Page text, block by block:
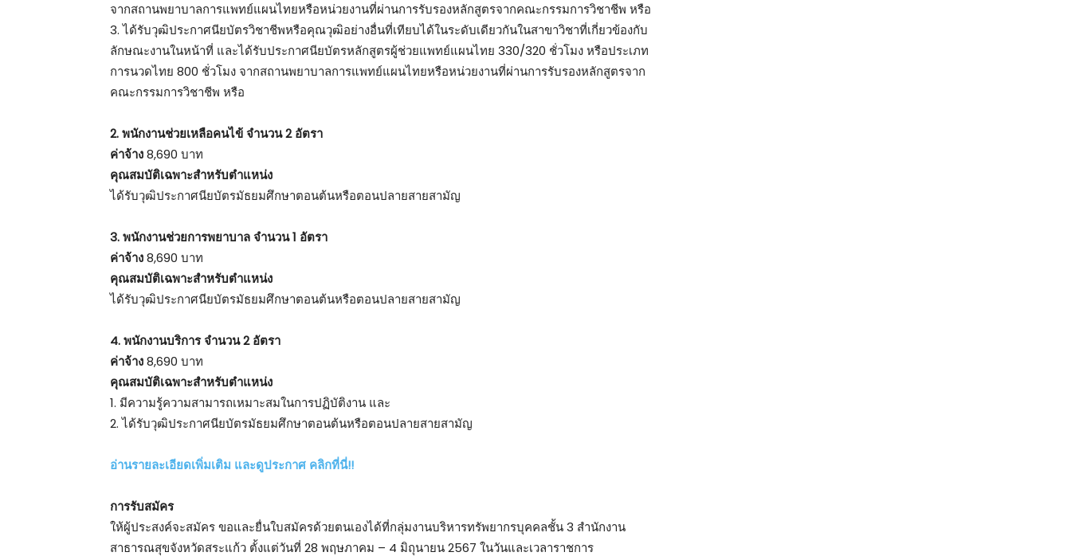
จากสถานพยาบาลการแพทย์แผนไทยหรือหน่วยงานที่ผ่านการรับรองหลักสูตรจากคณะกรรมการวิชาชีพ หรือ
3. ได้รับวุฒิประกาศนียบัตรวิชาชีพหรือคุณวุฒิอย่างอื่นที่เทียบได้ในระดับเดียวกันในสาขาวิชาที่เกี่ยวข้องกับ
ลักษณะงานในหน้าที่ และได้รับประกาศนียบัตรหลักสูตรผู้ช่วยแพทย์แผนไทย 330/320 ชั่วโมง หรือประเภท
การนวดไทย 800 ชั่วโมง จากสถานพยาบาลการแพทย์แผนไทยหรือหน่วยงานที่ผ่านการรับรองหลักสูตรจาก
คณะกรรมการวิชาชีพ หรือ
2. พนักงานช่วยเหลือคนไข้ จำนวน 2 อัตรา
ค่าจ้าง8,690 บาท
คุณสมบัติเฉพาะสำหรับตำแหน่ง
ได้รับวุฒิประกาศนียบัตรมัธยมศึกษาตอนต้นหรือตอนปลายสายสามัญ
3. พนักงานช่วยการพยาบาล จำนวน 1 อัตรา
ค่าจ้าง8,690 บาท
คุณสมบัติเฉพาะสำหรับตำแหน่ง
ได้รับวุฒิประกาศนียบัตรมัธยมศึกษาตอนต้นหรือตอนปลายสายสามัญ
4. พนักงานบริการ จำนวน 2 อัตรา
ค่าจ้าง8,690 บาท
คุณสมบัติเฉพาะสำหรับตำแหน่ง
1. มีความรู้ความสามารถเหมาะสมในการปฏิบัติงาน และ
2. ได้รับวุฒิประกาศนียบัตรมัธยมศึกษาตอนต้นหรือตอนปลายสายสามัญ
อ่านรายละเอียดเพิ่มเติม และดูประกาศ คลิกที่นี่!!
การรับสมัคร
ให้ผู้ประสงค์จะสมัคร ขอและยื่นใบสมัครด้วยตนเองได้ที่กลุ่มงานบริหารทรัพยากรบุคคลชั้น 3 สำนักงาน
สาธารณสุขจังหวัดสระแก้ว ตั้งแต่วันที่ 28 พฤษภาคม – 4 มิถุนายน 2567 ในวันและเวลาราชการ